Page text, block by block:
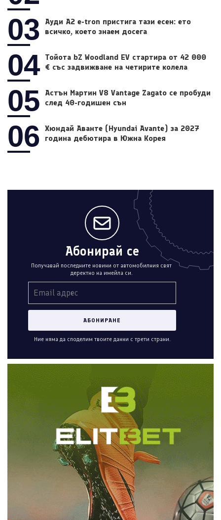
03
Ауди A2 e-tron пристига тази есен: ето
всичко, което знаем досега
04 Тойота bZ Woodland EV стартира от 42 000
€ със задвижване на четирите колела
05
Астън Мартин V8 Vantage Zagato се пробуди
след 40-годишен сън
06
Хюндай Аванте (Hyundai Avante) за 2027
година дебютира в Южна Корея
Абонирай се
Получавай последните новини от автомобилния свят
деректно на имейла си.
Ние няма да споделим твоите данни с трети страни.